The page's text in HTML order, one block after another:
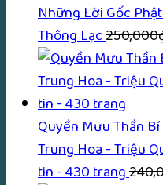
Những Lời Gốc
Thông Lạc250,000
Quyền Mưu Thần
Trung Hoa - Triệu
tin - 430 trang